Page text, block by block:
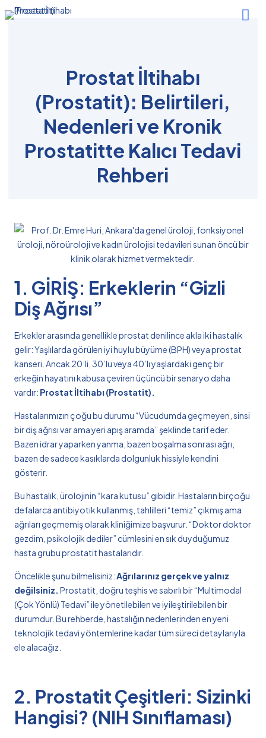
Prostat İltihabı
(Prostatit): Belirtileri,
Nedenleri ve Kronik
Prostatitte Kalıcı Tedavi
Rehberi
1. GİRİŞ: Erkeklerin “Gizli
Diş Ağrısı”
Erkekler arasında genellikle prostat denilince akla iki hastalık
gelir: Yaşlılarda görülen iyi huylu büyüme (BPH) veya prostat
kanseri. Ancak 20’li, 30’lu veya 40’lı yaşlardaki genç bir
erkeğin hayatını kabusa çeviren üçüncü bir senaryo daha
vardır: Prostat İltihabı (Prostatit).
Hastalarımızın çoğu bu durumu “Vücudumda geçmeyen, sinsi
bir diş ağrısı var ama yeri apış aramda” şeklinde tarif eder.
Bazen idrar yaparken yanma, bazen boşalma sonrası ağrı,
bazen de sadece kasıklarda dolgunluk hissiyle kendini
gösterir.
Bu hastalık, ürolojinin “kara kutusu” gibidir. Hastaların birçoğu
defalarca antibiyotik kullanmış, tahlilleri “temiz” çıkmış ama
ağrıları geçmemiş olarak kliniğimize başvurur. “Doktor doktor
gezdim, psikolojik dediler” cümlesini en sık duyduğumuz
hasta grubu prostatit hastalarıdır.
Öncelikle şunu bilmelisiniz:Ağrılarınız gerçek ve yalnız
değilsiniz. Prostatit, doğru teşhis ve sabırlı bir “Multimodal
(Çok Yönlü) Tedavi” ile yönetilebilen ve iyileştirilebilen bir
durumdur. Bu rehberde, hastalığın nedenlerinden en yeni
teknolojik tedavi yöntemlerine kadar tüm süreci detaylarıyla
ele alacağız.
2. Prostatit Çeşitleri: Sizinki
Hangisi? (NIH Sınıflaması)